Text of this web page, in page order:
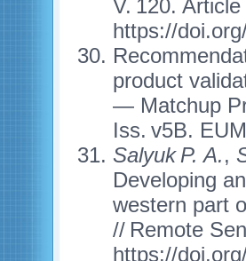
V. 120.
https://
product
— Matchup
Iss. v5B.
Salyuk P. A.,
Developing
western part
// Remote
https://